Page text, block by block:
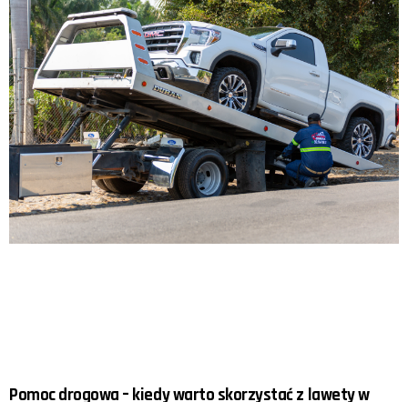
Pomoc drogowa – kiedy warto skorzystać z lawety w